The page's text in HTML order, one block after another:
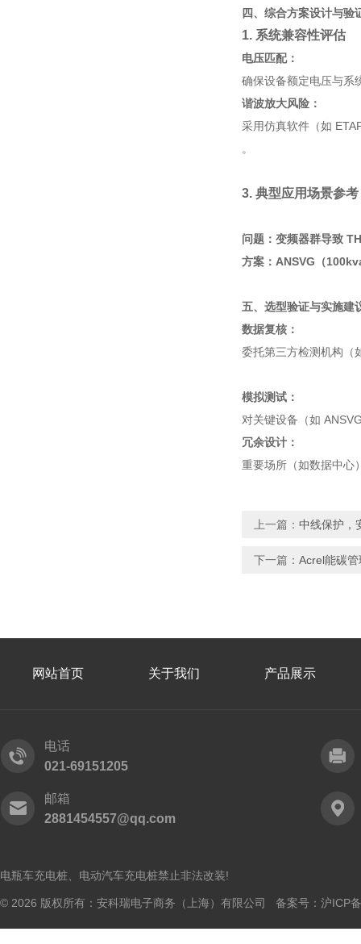
四、综合方案设计与验
1. 系统兼容性评估
电压匹配：
确保设备额定电压与系
谐波放大风险：
采用仿真软件（如
。
3. 典型应用场景参考
问题：变频器群导致
方案：ANSVG（
五、选型验证与实施建
数据复核：
委托第三方检测机构
模拟测试：
对关键设备（如
冗余设计：
重要场所（如数据中心
上一篇： 中线保护，
下一篇： Acrel能碳
网站首页 关于我们 产品展示
电话
021-69151205
邮箱
2881454557@qq.com
电瓶车充电桩、电动汽车充电桩禁止非法改装!
© 2026 版权所有：安科瑞电子商务（上海）有限公司 备案号： 沪ICP